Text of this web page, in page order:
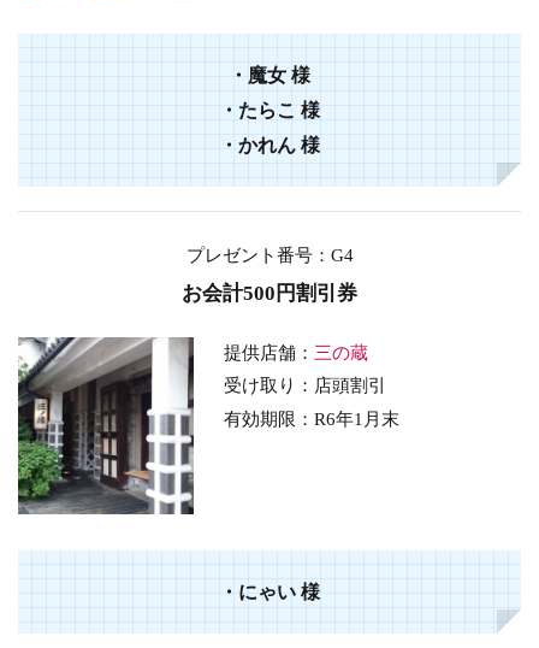
・魔女様
・たらこ様
・かれん様
プレゼント番号：G4
お会計500円割引券
提供店舗：三の蔵
受け取り：店頭割引
有効期限：R6年1月末
・にゃい様